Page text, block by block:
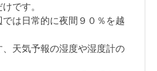
です。
は日常的に夜間９０％を越
天気予報の湿度や湿度計の